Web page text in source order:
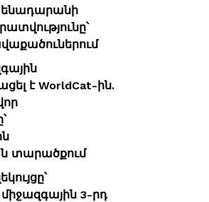
է WorldCat-ին.
տարածքում
3-րդ